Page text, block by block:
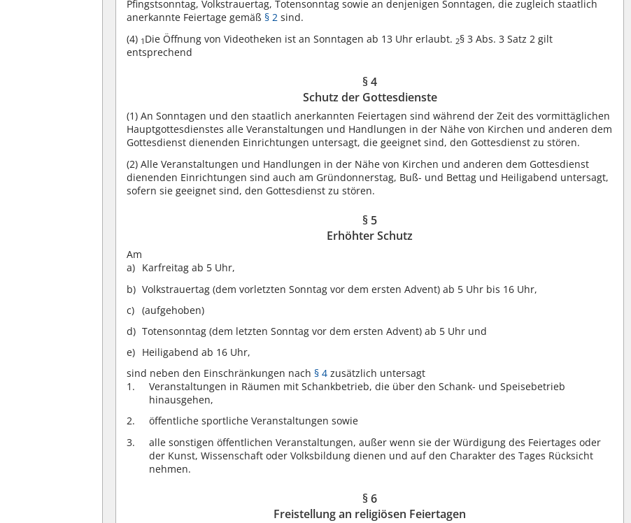
Pfingstsonntag, Volkstrauertag, Totensonntag sowie an denjenigen Sonntagen, die zugleich staatlich
anerkannte Feiertage gemäß§ 2 sind.
(4) 1 Die Öffnung von Videotheken ist an Sonntagen ab 13 Uhr erlaubt. 2§ 3 Abs. 3 Satz 2 gilt
entsprechend
§ 4
Schutz der Gottesdienste
(1) An Sonntagen und den staatlich anerkannten Feiertagen sind während der Zeit des vormittäglichen
Hauptgottesdienstes alle Veranstaltungen und Handlungen in der Nähe von Kirchen und anderen dem
Gottesdienst dienenden Einrichtungen untersagt, die geeignet sind, den Gottesdienst zu stören.
(2) Alle Veranstaltungen und Handlungen in der Nähe von Kirchen und anderen dem Gottesdienst
dienenden Einrichtungen sind auch am Gründonnerstag, Buß- und Bettag und Heiligabend untersagt,
sofern sie geeignet sind, den Gottesdienst zu stören.
§ 5
Erhöhter Schutz
Am
Karfreitag ab 5 Uhr,
Volkstrauertag (dem vorletzten Sonntag vor dem ersten Advent) ab 5 Uhr bis 16 Uhr,
(aufgehoben)
Totensonntag (dem letzten Sonntag vor dem ersten Advent) ab 5 Uhr und
Heiligabend ab 16 Uhr,
sind neben den Einschränkungen nach§ 4 zusätzlich untersagt
Veranstaltungen in Räumen mit Schankbetrieb, die über den Schank- und Speisebetrieb
hinausgehen,
öffentliche sportliche Veranstaltungen sowie
alle sonstigen öffentlichen Veranstaltungen, außer wenn sie der Würdigung des Feiertages oder
der Kunst, Wissenschaft oder Volksbildung dienen und auf den Charakter des Tages Rücksicht
nehmen.
§ 6
Freistellung an religiösen Feiertagen